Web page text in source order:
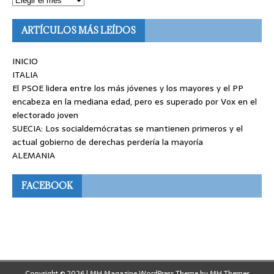
ARTÍCULOS MÁS LEÍDOS
INICIO
ITALIA
El PSOE lidera entre los más jóvenes y los mayores y el PP
encabeza en la mediana edad, pero es superado por Vox en el
electorado joven
SUECIA: Los socialdemócratas se mantienen primeros y el
actual gobierno de derechas perdería la mayoría
ALEMANIA
FACEBOOK